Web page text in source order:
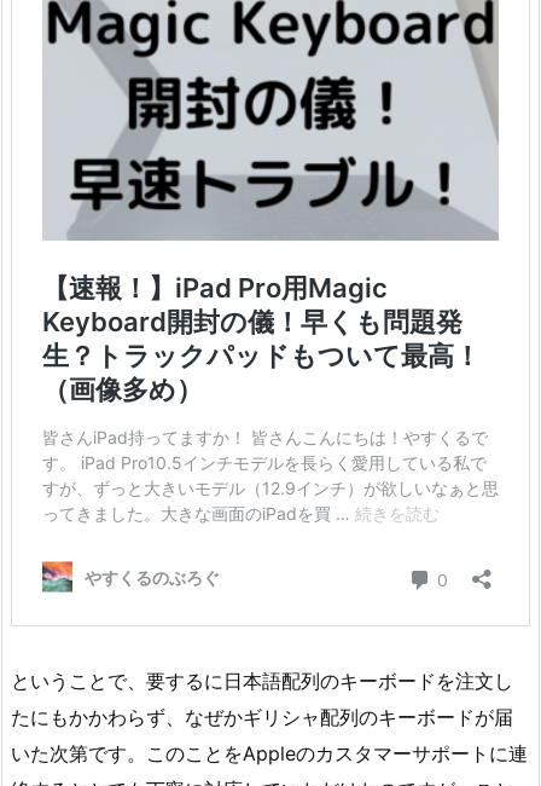
ということで、要するに日本語配列のキーボードを注文し
たにもかかわらず、なぜかギリシャ配列のキーボードが届
いた次第です。このことをAppleのカスタマーサポートに連